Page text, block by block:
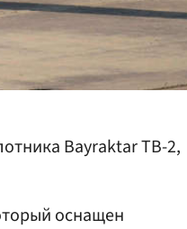
Bayraktar TB-2,
оснащен